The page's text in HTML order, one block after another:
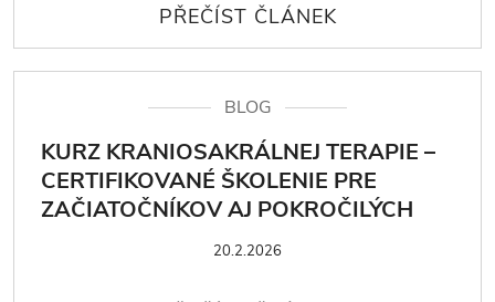
BLOG
KURZ KRANIOSAKRÁLNEJ TERAPIE –
CERTIFIKOVANÉ ŠKOLENIE PRE
ZAČIATOČNÍKOV AJ POKROČILÝCH
20.2.2026